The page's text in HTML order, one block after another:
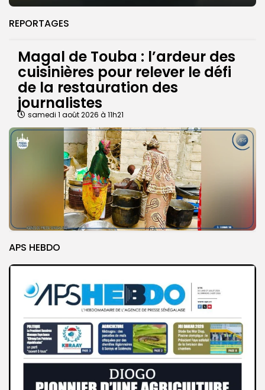
REPORTAGES
Magal de Touba : l’ardeur des
cuisinières pour relever le défi
de la restauration des
journalistes
samedi 1 août 2026 à 11h21
APS HEBDO